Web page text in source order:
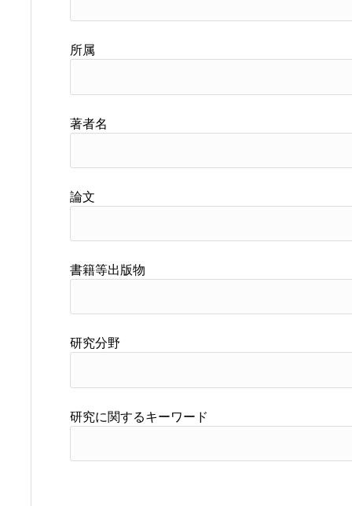
所属
著者名
論文
書籍等出版物
研究分野
研究に関するキーワード